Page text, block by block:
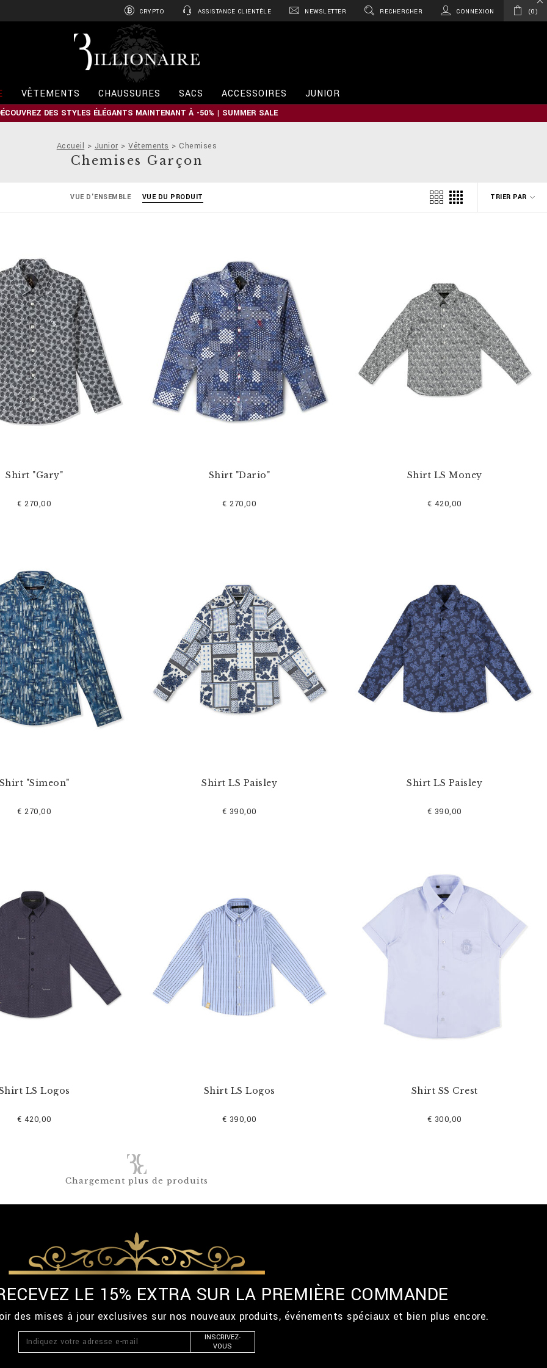
CRYPTO ASSISTANCE CLIENTÈLE NEWSLETTER RECHERCHER CONNEXION 0
l
o
n
a
e
VÊTEMENTS CHAUSSURES SACS ACCESSOIRES JUNIOR
DES STYLES ÉLÉGANTS MAINTENANT À -50% | SUMMER SALE
Accueil Junior Vêtements Chemises
Chemises Garçon
TRIER PAR
VUE D'ENSEMBLE VUE DU PRODUIT
Shirt "Gary"
€ 270,00
Shirt "Dario"
€ 270,00
Shirt LS Money
€ 420,00
Shirt "Simeon"
€ 270,00
Shirt LS Paisley
€ 390,00
Shirt LS Paisley
€ 390,00
LS Logos
€ 420,00
Shirt LS Logos
€ 390,00
Shirt SS Crest
€ 300,00
Chargement plus de produits
LE 15% EXTRA SUR LA PREMIÈRE COMMANDE
des mises à jour exclusives sur nos nouveaux produits, événements spéciaux et bien plus encore.
INSCRIVEZ-
VOUS